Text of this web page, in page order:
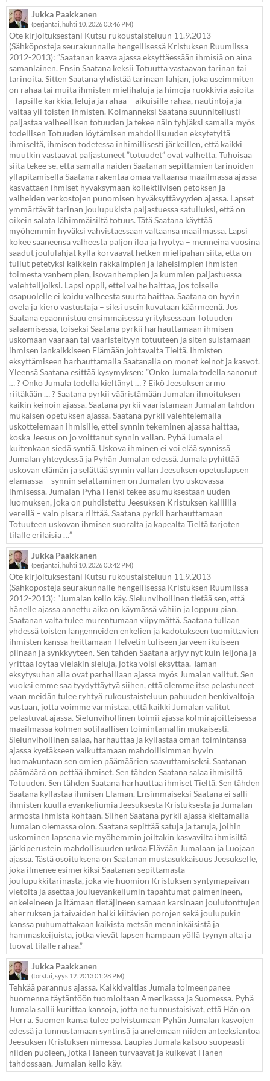
Jukka Paakkanen
(perjantai, huhti 10. 2026 03:46 PM)
Ote kirjoituksestani Kutsu rukoustaisteluun 11.9.2013
(Sähköposteja seurakunnalle hengellisessä Kristuksen Ruumiissa
2012-2013): ”Saatanan kaava ajassa eksyttäessään ihmisiä on aina
samanlainen. Ensin Saatana keksii Totuutta vastaavan tarinan tai
tarinoita. Sitten Saatana yhdistää tarinaan lahjan, joka useimmiten
on rahaa tai muita ihmisten mielihaluja ja himoja ruokkivia asioita
– lapsille karkkia, leluja ja rahaa – aikuisille rahaa, nautintoja ja
valtaa yli toisten ihmisten. Kolmanneksi Saatana suunnitellusti
paljastaa valheellisen totuuden ja tekee näin tyhjäksi samalla myös
todellisen Totuuden löytämisen mahdollisuuden eksytetyltä
ihmiseltä, ihmisen todetessa inhimillisesti järkeillen, että kaikki
muutkin vastaavat paljastuneet ”totuudet” ovat valhetta. Tuhoisaa
siitä tekee se, että samalla näiden Saatanan sepittämien tarinoiden
ylläpitämisellä Saatana rakentaa omaa valtaansa maailmassa ajassa
kasvattaen ihmiset hyväksymään kollektiivisen petoksen ja
valheiden verkostojen punomisen hyväksyttävyyden ajassa. Lapset
ymmärtävät tarinan joulupukista paljastuessa satuiluksi, että on
oikein salata lähimmäisiltä totuus. Tätä Saatana käyttää
myöhemmin hyväksi vahvistaessaan valtaansa maailmassa. Lapsi
kokee saaneensa valheesta paljon iloa ja hyötyä – menneinä vuosina
saadut joululahjat kyllä korvaavat hetken mielipahan siitä, että on
tullut petetyksi kaikkein rakkaimpien ja läheisimpien ihmisten
toimesta vanhempien, isovanhempien ja kummien paljastuessa
valehtelijoiksi. Lapsi oppii, ettei valhe haittaa, jos toiselle
osapuolelle ei koidu valheesta suurta haittaa. Saatana on hyvin
ovela ja kiero vastustaja – siksi usein kuvataan käärmeenä. Jos
Saatana epäonnistuu ensimmäisessä yrityksessään Totuuden
salaamisessa, toiseksi Saatana pyrkii harhauttamaan ihmisen
uskomaan väärään tai vääristeltyyn totuuteen ja siten suistamaan
ihmisen iankaikkiseen Elämään johtavalta Tieltä. Ihmisten
eksyttämiseen harhauttamalla Saatanalla on monet keinot ja kasvot.
Yleensä Saatana esittää kysymyksen: ”Onko Jumala todella sanonut
… ? Onko Jumala todella kieltänyt … ? Eikö Jeesuksen armo
riitäkään … ? Saatana pyrkii vääristämään Jumalan ilmoituksen
kaikin keinoin ajassa. Saatana pyrkii vääristämään Jumalan tahdon
mukaisen opetuksen ajassa. Saatana pyrkii valehtelemalla
uskottelemaan ihmisille, ettei synnin tekeminen ajassa haittaa,
koska Jeesus on jo voittanut synnin vallan. Pyhä Jumala ei
kuitenkaan siedä syntiä. Uskova ihminen ei voi elää synnissä
Jumalan yhteydessä ja Pyhän Jumalan edessä. Jumala pyhittää
uskovan elämän ja selättää synnin vallan Jeesuksen opetuslapsen
elämässä – synnin selättäminen on Jumalan työ uskovassa
ihmisessä. Jumalan Pyhä Henki tekee asumuksestaan uuden
luomuksen, joka on puhdistettu Jeesuksen Kristuksen kalliilla
verellä – vain pisara riittää. Saatana pyrkii harhauttamaan
Totuuteen uskovan ihmisen suoralta ja kapealta Tieltä tarjoten
tilalle erilaisia …”
Jukka Paakkanen
(perjantai, huhti 10. 2026 03:42 PM)
Ote kirjoituksestani Kutsu rukoustaisteluun 11.9.2013
(Sähköposteja seurakunnalle hengellisessä Kristuksen Ruumiissa
2012-2013): ”Jumalan kello käy. Sielunvihollinen tietää sen, että
hänelle ajassa annettu aika on käymässä vähiin ja loppuu pian.
Saatanan valta tulee murentumaan viipymättä. Saatana tullaan
yhdessä toisten langenneiden enkelien ja kadotukseen tuomittavien
ihmisten kanssa heittämään Helvetin tuliseen järveen ikuiseen
piinaan ja synkkyyteen. Sen tähden Saatana ärjyy nyt kuin leijona ja
yrittää löytää vieläkin sieluja, jotka voisi eksyttää. Tämän
eksytysuhan alla ovat parhaillaan ajassa myös Jumalan valitut. Sen
vuoksi emme saa tyydyttäytyä siihen, että olemme itse pelastuneet
vaan meidän tulee ryhtyä rukoustaisteluun pahuuden henkivaltoja
vastaan, jotta voimme varmistaa, että kaikki Jumalan valitut
pelastuvat ajassa. Sielunvihollinen toimii ajassa kolmirajoitteisessa
maailmassa kolmen sotilaallisen toimintamallin mukaisesti.
Sielunvihollinen salaa, harhauttaa ja kyllästää oman toimintansa
ajassa kyetäkseen vaikuttamaan mahdollisimman hyvin
luomakuntaan sen omien päämäärien saavuttamiseksi. Saatanan
päämäärä on pettää ihmiset. Sen tähden Saatana salaa ihmisiltä
Totuuden. Sen tähden Saatana harhauttaa ihmiset Tieltä. Sen tähden
Saatana kyllästää ihmisen Elämän. Ensimmäiseksi Saatana ei salli
ihmisten kuulla evankeliumia Jeesuksesta Kristuksesta ja Jumalan
armosta ihmistä kohtaan. Siihen Saatana pyrkii ajassa kieltämällä
Jumalan olemassa olon. Saatana sepittää satuja ja taruja, joihin
uskominen lapsena vie myöhemmin joiltakin kasvavilta ihmisiltä
järkiperustein mahdollisuuden uskoa Elävään Jumalaan ja Luojaan
ajassa. Tästä osoituksena on Saatanan mustasukkaisuus Jeesukselle,
joka ilmenee esimerkiksi Saatanan sepittämästä
joulupukkitarinasta, joka vie huomion Kristuksen syntymäpäivän
vietolta ja asettaa jouluevankeliumin tapahtumat paimenineen,
enkeleineen ja itämaan tietäjineen samaan karsinaan joulutonttujen
aherruksen ja taivaiden halki kiitävien porojen sekä joulupukin
kanssa puhumattakaan kaikista metsän menninkäisistä ja
hammaskeijuista, jotka vievät lapsen hampaan yöllä tyynyn alta ja
tuovat tilalle rahaa.”
Jukka Paakkanen
(torstai, syys 12. 2013 01:28 PM)
Tehkää parannus ajassa. Kaikkivaltias Jumala toimeenpanee
huomenna täytäntöön tuomioitaan Amerikassa ja Suomessa. Pyhä
Jumala sallii kurittaa kansoja, jotta ne tunnustaisivat, että Hän on
Herra. Suomen kansa tulee polvistumaan Pyhän Jumalan kasvojen
edessä ja tunnustamaan syntinsä ja anelemaan niiden anteeksiantoa
Jeesuksen Kristuksen nimessä. Laupias Jumala katsoo suopeasti
niiden puoleen, jotka Häneen turvaavat ja kulkevat Hänen
tahdossaan. Jumalan kello käy.